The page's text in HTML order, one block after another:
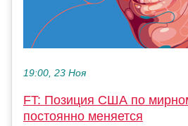
19:00, 23 Ноя
FT: Позиция США по
постоянно меняется